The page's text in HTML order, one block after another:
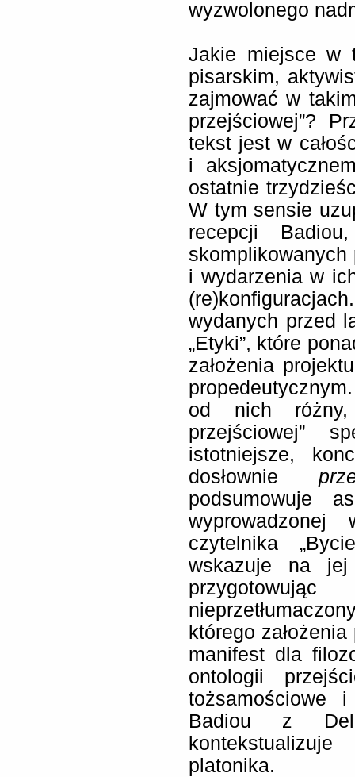
wyzwolonego
Jakie miejsce w
pisarskim,
zajmować w
przejściowej”?
tekst jest w
i
ostatnie
W tym sensie
recepcji
skomplikowanych
i wydarzenia w
wydanych przed
„Etyki”, które
założenia
od nich
przejściowej”
istotniejsze,
dosłownie
podsumowuje
czytelnika
wskazuje na
którego
manifest dla
ontologii
tożsamościowe
Badiou z
platonika.